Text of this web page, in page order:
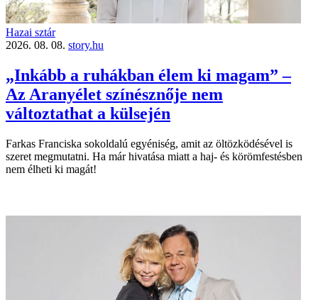
Hazai sztár
2026. 08. 08. story.hu
„Inkább a ruhákban élem ki magam” –
Az Aranyélet színésznője nem
változtathat a külsején
Farkas Franciska sokoldalú egyéniség, amit az öltözködésével is
szeret megmutatni. Ha már hivatása miatt a haj- és körömfestésben
nem élheti ki magát!